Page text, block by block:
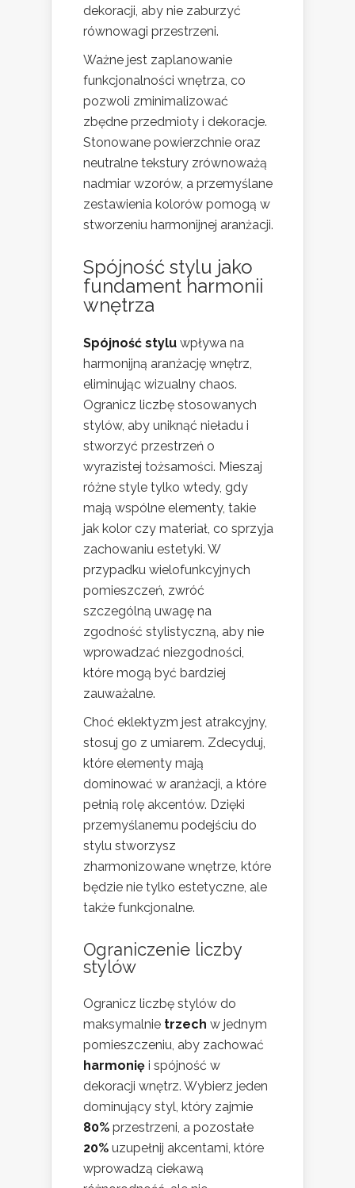
dekoracji, aby nie zaburzyć
równowagi przestrzeni.
Ważne jest zaplanowanie
funkcjonalności wnętrza, co
pozwoli zminimalizować
zbędne przedmioty i dekoracje.
Stonowane powierzchnie oraz
neutralne tekstury zrównoważą
nadmiar wzorów, a przemyślane
zestawienia kolorów pomogą w
stworzeniu harmonijnej aranżacji.
Spójność stylu jako
fundament harmonii
wnętrza
Spójność stylu wpływa na
harmonijną aranżację wnętrz,
eliminując wizualny chaos.
Ogranicz liczbę stosowanych
stylów, aby uniknąć nieładu i
stworzyć przestrzeń o
wyrazistej tożsamości. Mieszaj
różne style tylko wtedy, gdy
mają wspólne elementy, takie
jak kolor czy materiał, co sprzyja
zachowaniu estetyki. W
przypadku wielofunkcyjnych
pomieszczeń, zwróć
szczególną uwagę na
zgodność stylistyczną, aby nie
wprowadzać niezgodności,
które mogą być bardziej
zauważalne.
Choć eklektyzm jest atrakcyjny,
stosuj go z umiarem. Zdecyduj,
które elementy mają
dominować w aranżacji, a które
pełnią rolę akcentów. Dzięki
przemyślanemu podejściu do
stylu stworzysz
zharmonizowane wnętrze, które
będzie nie tylko estetyczne, ale
także funkcjonalne.
Ograniczenie liczby
stylów
Ogranicz liczbę stylów do
maksymalnie trzech w jednym
pomieszczeniu, aby zachować
harmonię i spójność w
dekoracji wnętrz. Wybierz jeden
dominujący styl, który zajmie
80% przestrzeni, a pozostałe
20% uzupełnij akcentami, które
wprowadzą ciekawą